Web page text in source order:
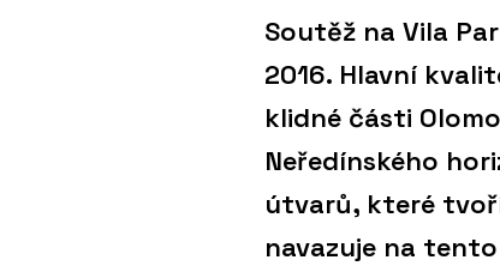
Soutěž na Vila
2016. Hlavní
klidné části
Neředínského
útvarů, které
navazuje na